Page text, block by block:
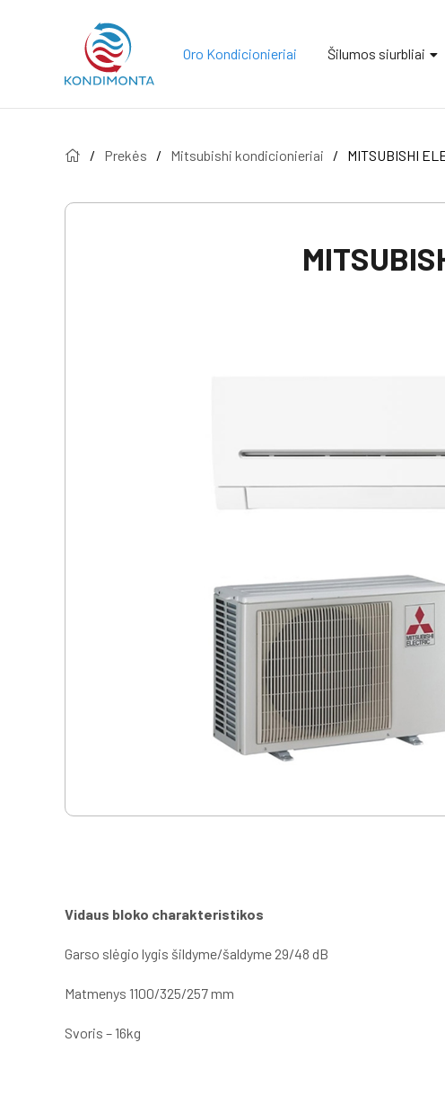
Oro Kondicionieriai Šilumos siurbliai
/ Prekės / Mitsubishi kondicionieriai / MITSUBISHI
Vidaus bloko charakteristikos
Garso slėgio lygis šildyme/šaldyme 29/48 dB
Matmenys 1100/325/257 mm
Svoris – 16kg